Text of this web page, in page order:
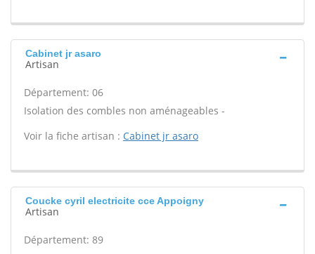
Cabinet jr asaro
Artisan
Département: 06
Isolation des combles non aménageables -
Voir la fiche artisan : Cabinet jr asaro
Coucke cyril electricite cce Appoigny
Artisan
Département: 89